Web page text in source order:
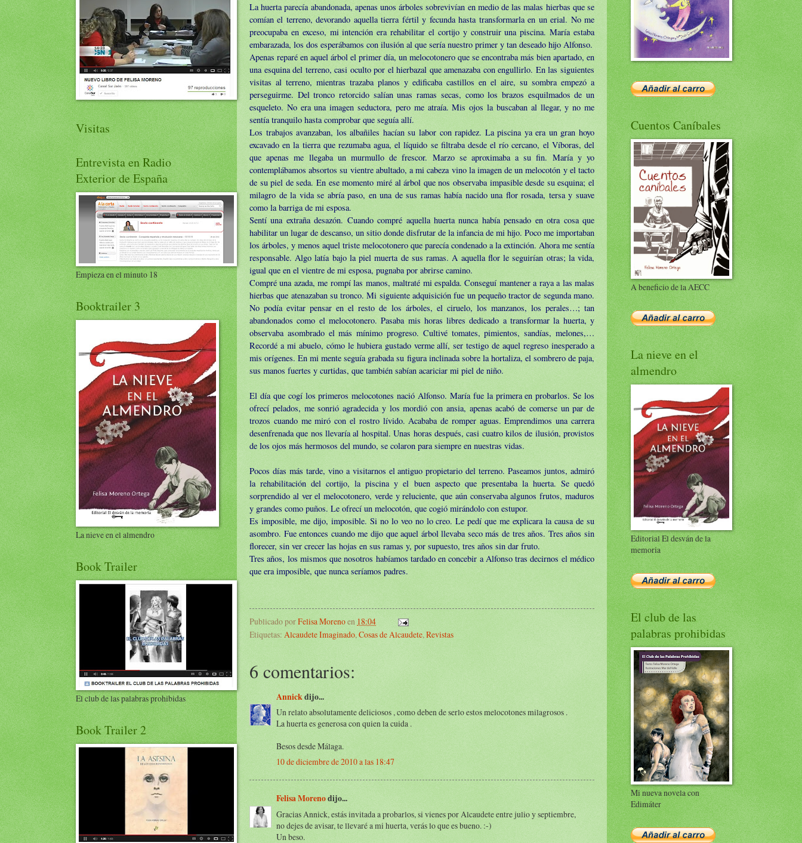
La huerta parecía abandonada, apenas unos árboles sobrevivían en medio de las malas hierbas que se
comían el terreno, devorando aquella tierra fértil y fecunda hasta transformarla en un erial. No me
preocupaba en exceso, mi intención era rehabilitar el cortijo y construir una piscina. María estaba
embarazada, los dos esperábamos con ilusión al que sería nuestro primer y tan deseado hijo Alfonso.
Apenas reparé en aquel árbol el primer día, un melocotonero que se encontraba más bien apartado, en
una esquina del terreno, casi oculto por el hierbazal que amenazaba con engullirlo. En las siguientes
visitas al terreno, mientras trazaba planos y edificaba castillos en el aire, su sombra empezó a
perseguirme. Del tronco retorcido salían unas ramas secas, como los brazos esquilmados de un
esqueleto. No era una imagen seductora, pero me atraía. Mis ojos la buscaban al llegar, y no me
sentía tranquilo hasta comprobar que seguía allí.
Los trabajos avanzaban, los albañiles hacían su labor con rapidez. La piscina ya era un gran hoyo
excavado en la tierra que rezumaba agua, el líquido se filtraba desde el río cercano, el Víboras, del
que apenas me llegaba un murmullo de frescor. Marzo se aproximaba a su fin. María y yo
contemplábamos absortos su vientre abultado, a mi cabeza vino la imagen de un melocotón y el tacto
de su piel de seda. En ese momento miré al árbol que nos observaba impasible desde su esquina; el
milagro de la vida se abría paso, en una de sus ramas había nacido una flor rosada, tersa y suave
como la barriga de mi esposa.
Sentí una extraña desazón. Cuando compré aquella huerta nunca había pensado en otra cosa que
habilitar un lugar de descanso, un sitio donde disfrutar de la infancia de mi hijo. Poco me importaban
los árboles, y menos aquel triste melocotonero que parecía condenado a la extinción. Ahora me sentía
responsable. Algo latía bajo la piel muerta de sus ramas. A aquella flor le seguirían otras; la vida,
igual que en el vientre de mi esposa, pugnaba por abrirse camino.
Compré una azada, me rompí las manos, maltraté mi espalda. Conseguí mantener a raya a las malas
hierbas que atenazaban su tronco. Mi siguiente adquisición fue un pequeño tractor de segunda mano.
No podía evitar pensar en el resto de los árboles, el ciruelo, los manzanos, los perales…; tan
abandonados como el melocotonero. Pasaba mis horas libres dedicado a transformar la huerta, y
observaba asombrado el más mínimo progreso. Cultivé tomates, pimientos, sandías, melones,…
Recordé a mi abuelo, cómo le hubiera gustado verme allí, ser testigo de aquel regreso inesperado a
mis orígenes. En mi mente seguía grabada su figura inclinada sobre la hortaliza, el sombrero de paja,
sus manos fuertes y curtidas, que también sabían acariciar mi piel de niño.
El día que cogí los primeros melocotones nació Alfonso. María fue la primera en probarlos. Se los
ofrecí pelados, me sonrió agradecida y los mordió con ansia, apenas acabó de comerse un par de
trozos cuando me miró con el rostro lívido. Acababa de romper aguas. Emprendimos una carrera
desenfrenada que nos llevaría al hospital. Unas horas después, casi cuatro kilos de ilusión, provistos
de los ojos más hermosos del mundo, se colaron para siempre en nuestras vidas.
Pocos días más tarde, vino a visitarnos el antiguo propietario del terreno. Paseamos juntos, admiró
la rehabilitación del cortijo, la piscina y el buen aspecto que presentaba la huerta. Se quedó
sorprendido al ver el melocotonero, verde y reluciente, que aún conservaba algunos frutos, maduros
y grandes como puños. Le ofrecí un melocotón, que cogió mirándolo con estupor.
Es imposible, me dijo, imposible. Si no lo veo no lo creo. Le pedí que me explicara la causa de su
asombro. Fue entonces cuando me dijo que aquel árbol llevaba seco más de tres años. Tres años sin
florecer, sin ver crecer las hojas en sus ramas y, por supuesto, tres años sin dar fruto.
Tres años, los mismos que nosotros habíamos tardado en concebir a Alfonso tras decirnos el médico
que era imposible, que nunca seríamos padres.
Publicado porFelisa Morenoen 18:04
Etiquetas: Alcaudete Imaginado, Cosas de Alcaudete, Revistas
6 comentarios:
Annickdijo...
Un relato absolutamente deliciosos , como deben de serlo estos melocotones milagrosos .
La huerta es generosa con quien la cuida .
Besos desde Málaga.
10 de diciembre de 2010 a las 18:47
Felisa Morenodijo...
Gracias Annick, estás invitada a probarlos, si vienes por Alcaudete entre julio y septiembre,
no dejes de avisar, te llevaré a mi huerta, verás lo que es bueno. :-)
Un beso.
Visitas
Entrevista en Radio
Exterior de España
Empieza en el minuto 18
Booktrailer 3
La nieve en el almendro
Book Trailer
El club de las palabras prohibidas
Book Trailer 2
Cuentos Caníbales
A beneficio de la AECC
La nieve en el
almendro
Editorial El desván de la
memoria
El club de las
palabras prohibidas
Mi nueva novela con
Edimáter